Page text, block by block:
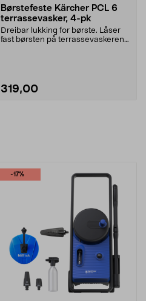
Børstefeste Kärcher PCL 6
terrassevasker, 4-pk
Dreibar lukking for børste. Låser
fast børsten på terrassevaskeren.
319,00
-17%